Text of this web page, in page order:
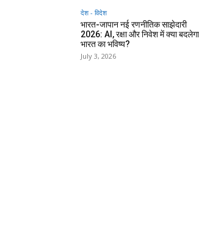
देश - विदेश
भारत-जापान नई रणनीतिक साझेदारी
2026: AI, रक्षा और निवेश में क्या बदलेगा
भारत का भविष्य?
July 3, 2026